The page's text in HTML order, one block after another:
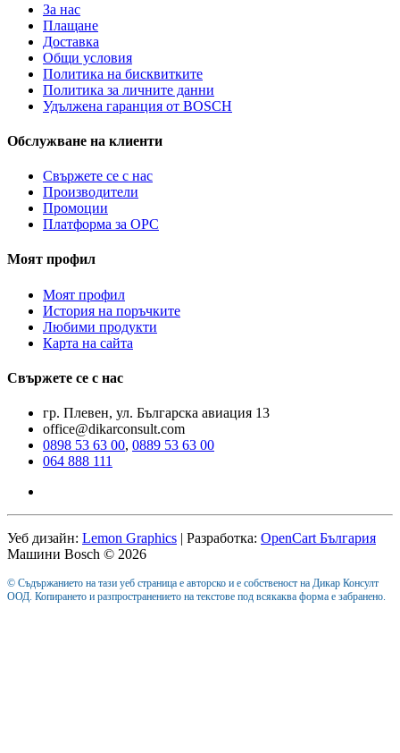
За нас
Плащане
Доставка
Общи условия
Политика на бисквитките
Политика за личните данни
Удължена гаранция от BOSCH
Обслужване на клиенти
Свържете се с нас
Производители
Промоции
Платформа за ОРС
Моят профил
Моят профил
История на поръчките
Любими продукти
Карта на сайта
Свържете се с нас
гр. Плевен, ул. Българска авиация 13
office@dikarconsult.com
0898 53 63 00, 0889 53 63 00
064 888 111
Уеб дизайн: Lemon Graphics | Разработка: OpenCart България
Машини Bosch © 2026
© Съдържанието на тази уеб страница е авторско и е собственост на Дикар Консулт
ООД. Копирането и разпространението на текстове под всякаква форма е забранено.